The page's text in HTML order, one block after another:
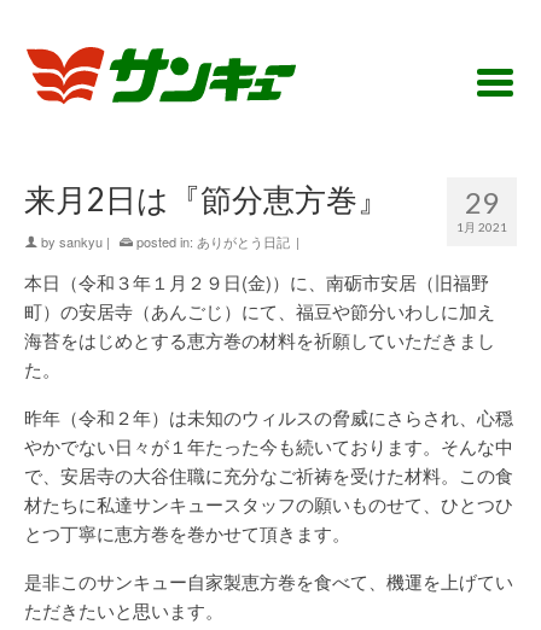
29
1月 2021
来月2日は『節分恵方巻』
by sankyu | posted in: ありがとう日記 |
本日（令和３年１月２９日(金)）に、南砺市安居（旧福野
町）の安居寺（あんごじ）にて、福豆や節分いわしに加え
海苔をはじめとする恵方巻の材料を祈願していただきまし
た。
昨年（令和２年）は未知のウィルスの脅威にさらされ、心穏
やかでない日々が１年たった今も続いております。そんな中
で、安居寺の大谷住職に充分なご祈祷を受けた材料。この食
材たちに私達サンキュースタッフの願いものせて、ひとつひ
とつ丁寧に恵方巻を巻かせて頂きます。
是非このサンキュー自家製恵方巻を食べて、機運を上げてい
ただきたいと思います。